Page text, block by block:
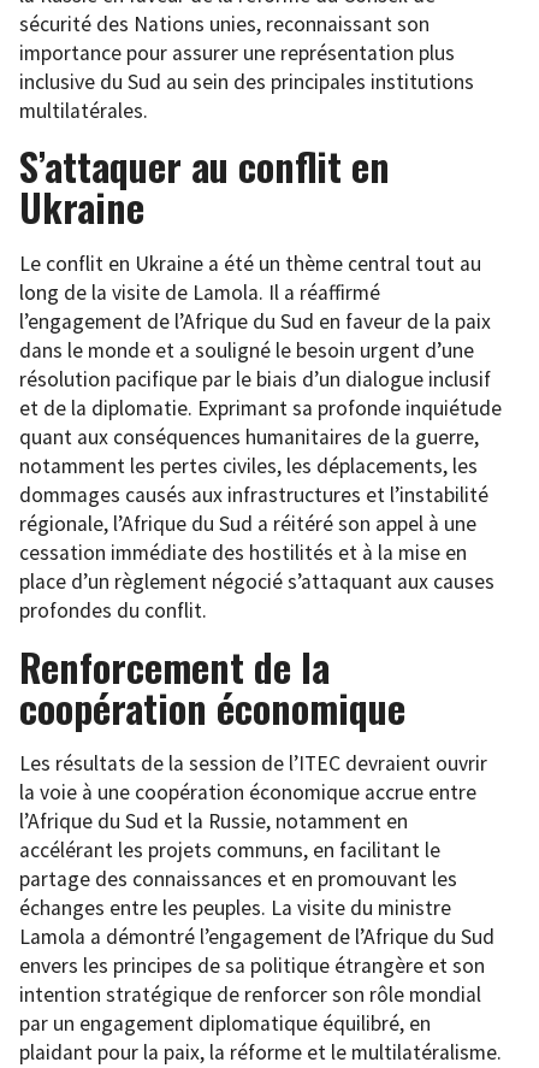
sécurité des Nations unies, reconnaissant son
importance pour assurer une représentation plus
inclusive du Sud au sein des principales institutions
multilatérales.
S’attaquer au conflit en
Ukraine
Le conflit en Ukraine a été un thème central tout au
long de la visite de Lamola. Il a réaffirmé
l’engagement de l’Afrique du Sud en faveur de la paix
dans le monde et a souligné le besoin urgent d’une
résolution pacifique par le biais d’un dialogue inclusif
et de la diplomatie. Exprimant sa profonde inquiétude
quant aux conséquences humanitaires de la guerre,
notamment les pertes civiles, les déplacements, les
dommages causés aux infrastructures et l’instabilité
régionale, l’Afrique du Sud a réitéré son appel à une
cessation immédiate des hostilités et à la mise en
place d’un règlement négocié s’attaquant aux causes
profondes du conflit.
Renforcement de la
coopération économique
Les résultats de la session de l’ITEC devraient ouvrir
la voie à une coopération économique accrue entre
l’Afrique du Sud et la Russie, notamment en
accélérant les projets communs, en facilitant le
partage des connaissances et en promouvant les
échanges entre les peuples. La visite du ministre
Lamola a démontré l’engagement de l’Afrique du Sud
envers les principes de sa politique étrangère et son
intention stratégique de renforcer son rôle mondial
par un engagement diplomatique équilibré, en
plaidant pour la paix, la réforme et le multilatéralisme.